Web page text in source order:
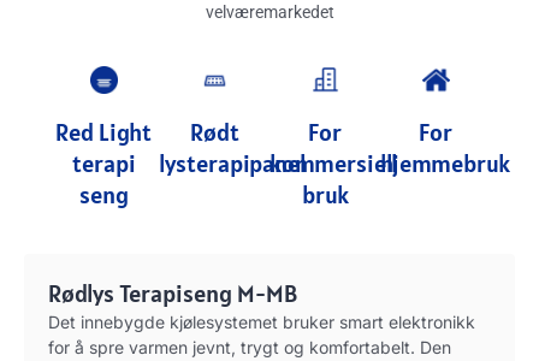
velværemarkedet
Red Light
terapi
seng
Rødt
lysterapipanel
For
kommersiell
bruk
For
hjemmebruk
Rødlys Terapiseng M-MB
Det innebygde kjølesystemet bruker smart elektronikk
for å spre varmen jevnt, trygt og komfortabelt. Den